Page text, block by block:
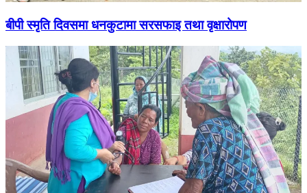
बीपी स्मृति दिवसमा धनकुटामा सरसफाइ तथा वृक्षारोपण